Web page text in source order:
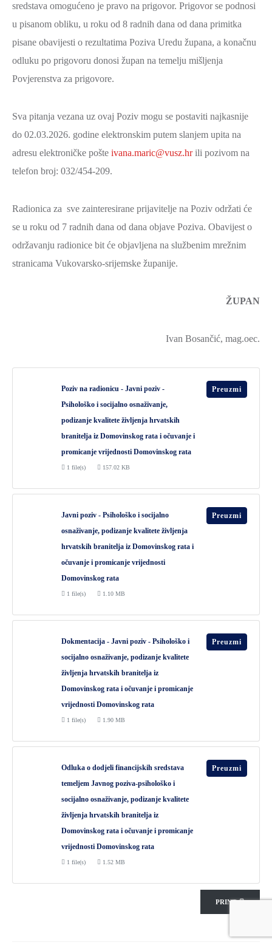
sredstava omogućeno je pravo na prigovor. Prigovor se podnosi
u pisanom obliku, u roku od 8 radnih dana od dana primitka
pisane obavijesti o rezultatima Poziva Uredu župana, a konačnu
odluku po prigovoru donosi župan na temelju mišljenja
Povjerenstva za prigovore.
Sva pitanja vezana uz ovaj Poziv mogu se postaviti najkasnije
do 02.03.2026. godine elektronskim putem slanjem upita na
adresu elektroničke pošte ivana.maric@vusz.hrili pozivom na
telefon broj: 032/454-209.
Radionica za sve zainteresirane prijavitelje na Poziv održati će
se u roku od 7 radnih dana od dana objave Poziva. Obavijest o
održavanju radionice bit će objavljena na službenim mrežnim
stranicama Vukovarsko-srijemske županije.
ŽUPAN
Ivan Bosančić, mag.oec.
Poziv na radionicu - Javni poziv -
Psihološko i socijalno osnaživanje,
podizanje kvalitete življenja hrvatskih
branitelja iz Domovinskog rata i očuvanje i
promicanje vrijednosti Domovinskog rata
1 file(s) 157.02 KB
Preuzmi
Javni poziv - Psihološko i socijalno
osnaživanje, podizanje kvalitete življenja
hrvatskih branitelja iz Domovinskog rata i
očuvanje i promicanje vrijednosti
Domovinskog rata
1 file(s) 1.10 MB
Preuzmi
Dokmentacija - Javni poziv - Psihološko i
socijalno osnaživanje, podizanje kvalitete
življenja hrvatskih branitelja iz
Domovinskog rata i očuvanje i promicanje
vrijednosti Domovinskog rata
1 file(s) 1.90 MB
Preuzmi
Odluka o dodjeli financijskih sredstava
temeljem Javnog poziva-psihološko i
socijalno osnaživanje, podizanje kvalitete
življenja hrvatskih branitelja iz
Domovinskog rata i očuvanje i promicanje
vrijednosti Domovinskog rata
1 file(s) 1.52 MB
Preuzmi
PRINT 🖨